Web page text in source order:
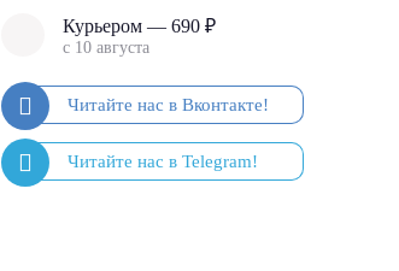
Курьером — 690 ₽
с 10 августа